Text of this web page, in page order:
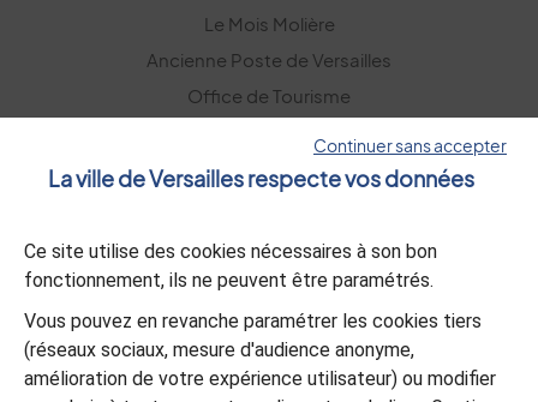
Le Mois Molière
Ancienne Poste de Versailles
Office de Tourisme
S’abonner
L’appli Versailles
Continuer sans accepter
La ville de Versailles respecte vos données
Ce site utilise des cookies nécessaires à son bon
fonctionnement, ils ne peuvent être paramétrés.
Vous pouvez en revanche paramétrer les cookies tiers
(réseaux sociaux, mesure d'audience anonyme,
amélioration de votre expérience utilisateur) ou modifier